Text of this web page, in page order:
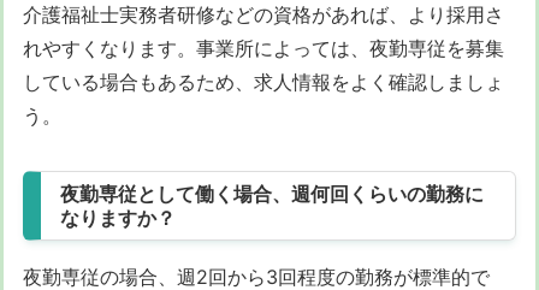
介護福祉士実務者研修などの資格があれば、より採用さ
れやすくなります。事業所によっては、夜勤専従を募集
している場合もあるため、求人情報をよく確認しましょ
う。
夜勤専従として働く場合、週何回くらいの勤務に
なりますか？
夜勤専従の場合、週2回から3回程度の勤務が標準的で